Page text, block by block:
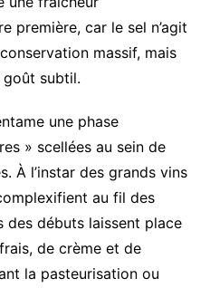
première, car le sel n’agit
massif, mais
goût subtil.
une phase
» scellées au sein de
À l’instar des grands vins
au fil des
des débuts laissent place
de crème et de
la pasteurisation ou